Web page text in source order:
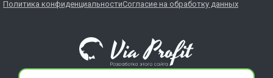
Политика конфиденциальностиСогласие на обработку данных